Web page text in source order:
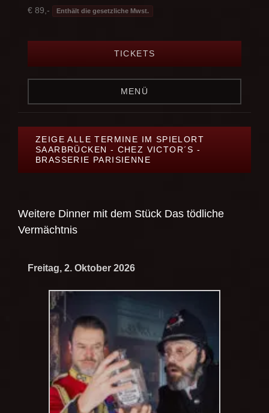
€ 89,- Enthält die gesetzliche Mwst.
TICKETS
MENÜ
ZEIGE ALLE TERMINE IM SPIELORT
SAARBRÜCKEN - CHEZ VICTOR´S -
BRASSERIE PARISIENNE
Weitere Dinner mit dem Stück Das tödliche
Vermächtnis
Freitag, 2. Oktober 2026